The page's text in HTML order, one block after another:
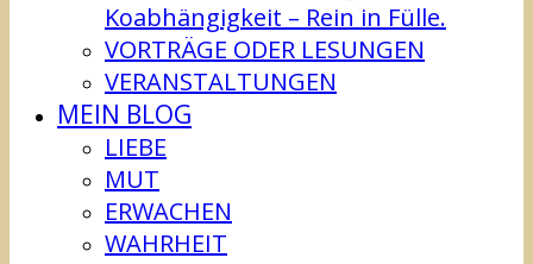
Koabhängigkeit – Rein in Fülle.
VORTRÄGE ODER LESUNGEN
VERANSTALTUNGEN
MEIN BLOG
LIEBE
MUT
ERWACHEN
WAHRHEIT